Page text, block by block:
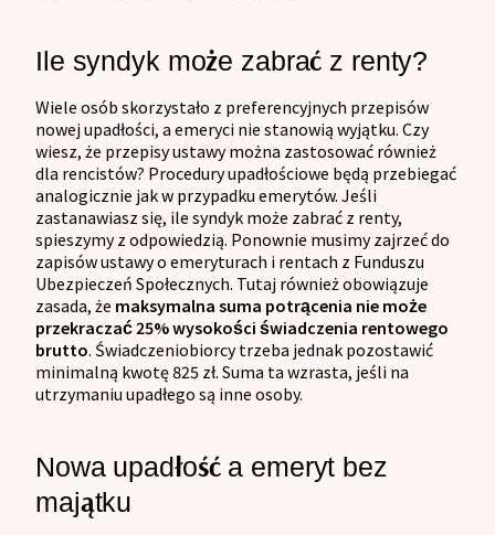
Ile syndyk może zabrać z renty?
Wiele osób skorzystało z preferencyjnych przepisów
nowej upadłości, a emeryci nie stanowią wyjątku. Czy
wiesz, że przepisy ustawy można zastosować również
dla rencistów? Procedury upadłościowe będą przebiegać
analogicznie jak w przypadku emerytów. Jeśli
zastanawiasz się, ile syndyk może zabrać z renty,
spieszymy z odpowiedzią. Ponownie musimy zajrzeć do
zapisów ustawy o emeryturach i rentach z Funduszu
Ubezpieczeń Społecznych. Tutaj również obowiązuje
zasada, że maksymalna suma potrącenia nie może
przekraczać 25% wysokości świadczenia rentowego
brutto. Świadczeniobiorcy trzeba jednak pozostawić
minimalną kwotę 825 zł. Suma ta wzrasta, jeśli na
utrzymaniu upadłego są inne osoby.
Nowa upadłość a emeryt bez
majątku